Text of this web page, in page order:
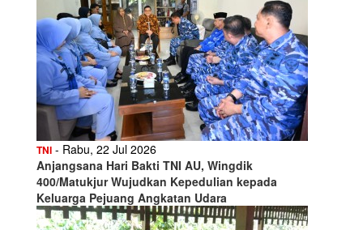
TNI - Rabu, 22 Jul 2026
Anjangsana Hari Bakti TNI AU, Wingdik
400/Matukjur Wujudkan Kepedulian kepada
Keluarga Pejuang Angkatan Udara